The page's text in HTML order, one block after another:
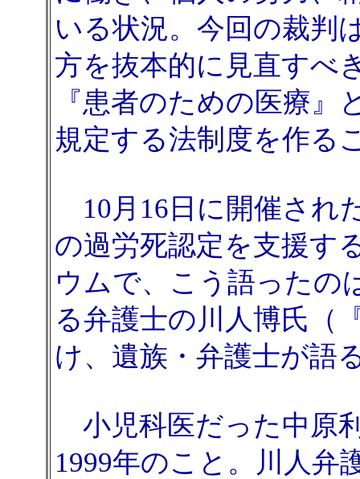
いる状況。今回の裁判
方を抜本的に見直すべ
『患者のための医療』
規定する法制度を作る
10月16日に開催され
の過労死認定を支援す
ウムで、こう語ったの
る弁護士の川人博氏（
け、遺族・弁護士が語
小児科医だった中原
1999年のこと。川人弁